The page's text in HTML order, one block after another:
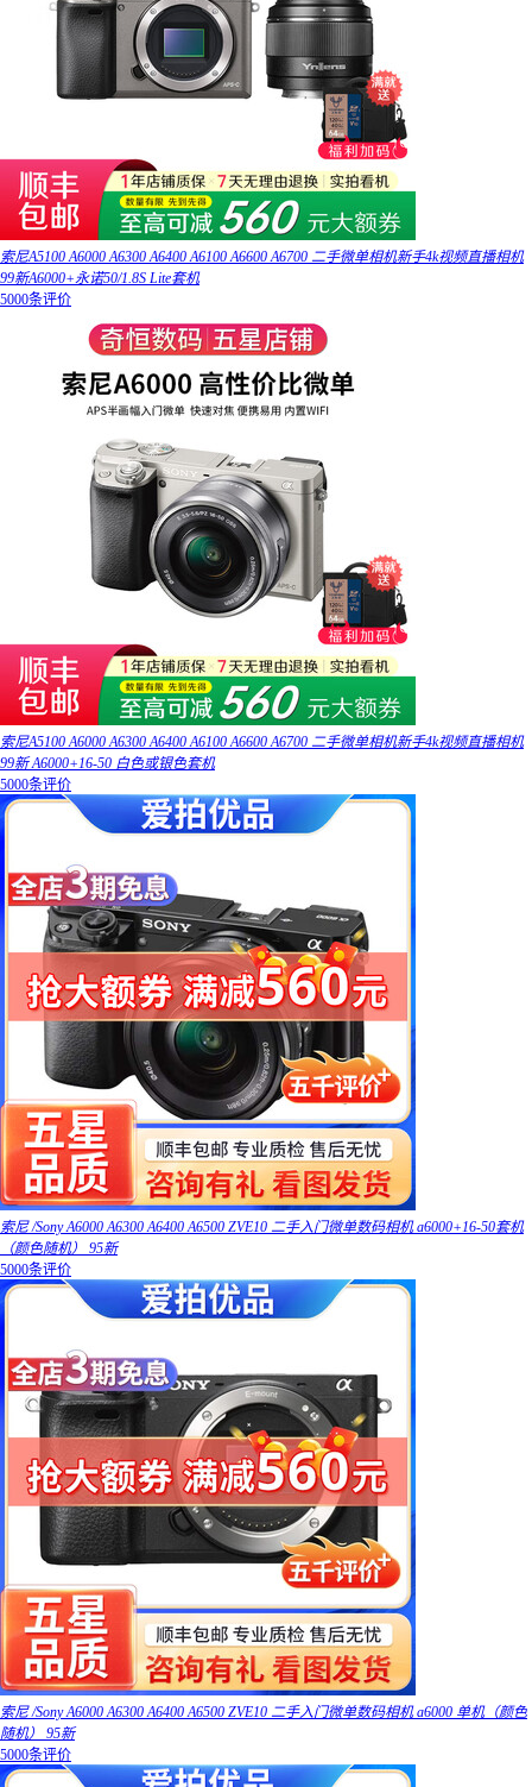
索尼A5100 A6000 A6300 A6400 A6100 A6600 A6700 二手微单相机新手4k视频直播相机
99新A6000+永诺50/1.8S Lite套机
5000条评价
索尼A5100 A6000 A6300 A6400 A6100 A6600 A6700 二手微单相机新手4k视频直播相机
99新 A6000+16-50 白色或银色套机
5000条评价
索尼 /Sony A6000 A6300 A6400 A6500 ZVE10 二手入门微单数码相机 a6000+16-50套机
（颜色随机） 95新
5000条评价
索尼 /Sony A6000 A6300 A6400 A6500 ZVE10 二手入门微单数码相机 a6000 单机（颜色
随机） 95新
5000条评价